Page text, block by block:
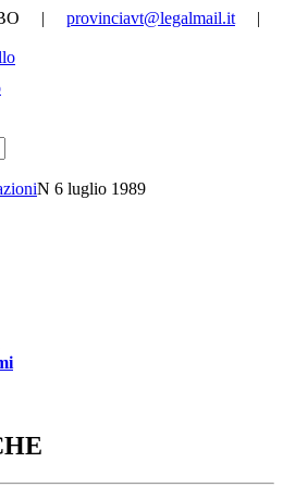
| provinciavt@legalmail.it |
N 6 luglio 1989